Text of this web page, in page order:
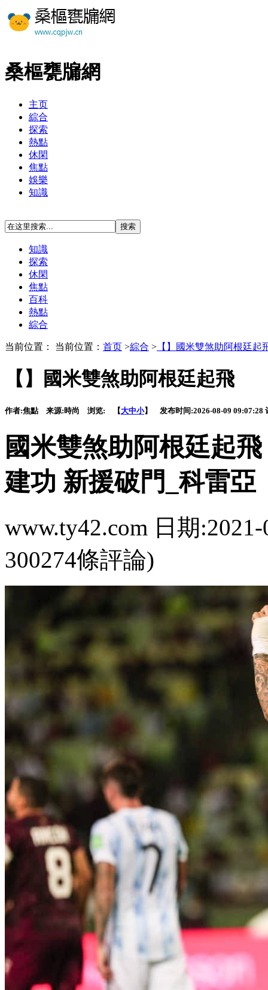
桑樞甕牖網
主页
綜合
探索
熱點
休閑
焦點
娛樂
知識
知識
探索
休閑
焦點
百科
熱點
綜合
当前位置： 当前位置： 首页 >綜合 > 【】國米雙煞助阿根廷起
【】國米雙煞助阿根廷起飛
作者:焦點 来源:時尚 浏览: 【大中小】 发布时间:2026-08-09 09:07:28
國米雙煞助阿根廷起飛
建功 新援破門_科雷亞
www.ty42.com 日期
300274條評論)